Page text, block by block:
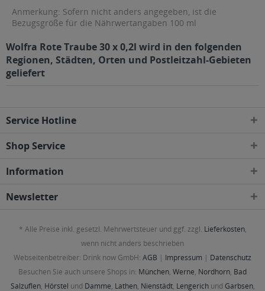
Anmerkung: Sofern nicht anders angegeben, ist die
Bezugsgröße für die Nährwertangaben 100 ml
Wolfra Rote Traube 30 x 0,2l wird in den folgenden
Regionen, Städten, Orten und Postleitzahl-Gebieten
geliefert
Service Hotline
Shop Service
Information
Newsletter
* Alle Preise inkl. gesetzl. Mehrwertsteuer und ggf. zzgl. Lieferkosten,
wenn nicht anders beschrieben
Webseitenbetreiber: Drink now GmbH: AGB | Impressum | Datenschutz
Besuchen Sie auch unsere Shops in: München, Werne, Nordhorn, Bad
Salzuflen, Hörstel und Damme, Lathen, Nienstädt, Lengerichund Garbsen,